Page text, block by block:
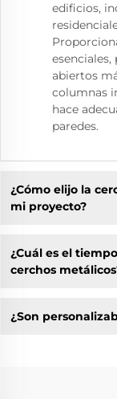
edificios,
abiertos
columnas
hace
paredes.
¿Cómo elijo la
mi proyecto?
¿Cuál es el
cerchos
¿Son